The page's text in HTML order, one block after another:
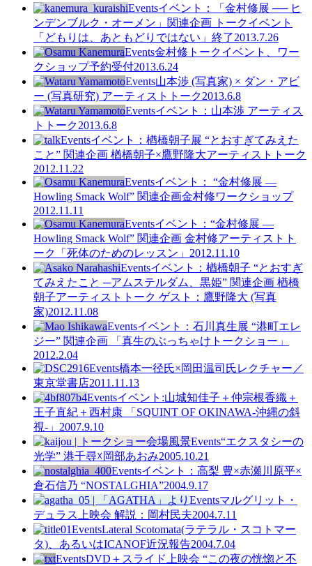
Eventsイベント：「金村修展 ── ヒ
ンデンブルク・オーメン」関連企画 トークイベント
「どもりは、あともどりではない」終了2013.7.26
Events金村修トークイベント、ワー
クショップ予約受付2013.6.24
Events山本渉 (写真家) × ダン・アビ
ー (写真研究) アーティストトーク2013.6.8
Eventsイベント：山本渉 アーティス
トトーク2013.6.8
Eventsイベント：楢橋朝子展 “とおすぎてみえた
こと” 関連企画 楢橋朝子×鷹野隆大アーティストトーク
2012.11.22
Eventsイベント： “金村修展 —
Howling Smack Wolf” 関連企画金村修ワークショップ
2012.11.11
Eventsイベント：“金村修展 —
Howling Smack Wolf” 関連企画 金村修アーティストト
ーク「死体のためのレッスン」 2012.11.10
Eventsイベント：楢橋朝子 “とおすぎ
てみえたこと ─アムステルダム、黒姫” 関連企画 楢橋
朝子アーティストトーク ゲスト：鷹野隆大 (写真
家)2012.11.08
Eventsイベント：石川真生展 “港町エレ
ジー” 関連企画 「真生のぶっちゃけトークショー」
2012.2.04
Events橋本一径氏×岡田温司氏レクチャー／
東京堂書店2011.11.13
Eventsイベント:山城知佳子＋仲宗根香織＋
王子直紀＋西村康 「SQUINT OF OKINAWA-沖縄の斜
視-」 2007.9.10
Events“エクスタシーの
光学” 港千尋☓岡部あおみ2005.10.21
Eventsイベント：高梨 豊×赤瀬川原平×
倉石信乃 “NOSTALGHIA”2004.9.17
Eventsマルグリット・
デュラス上映会 解説：岡村民夫2004.7.11
EventsLateral Scotomata(ラテラル・スコトマー
タ)、あるいはICANOF近況報告2004.7.04
EventsDVD＋スライド上映会 “この夜の恍惚と不